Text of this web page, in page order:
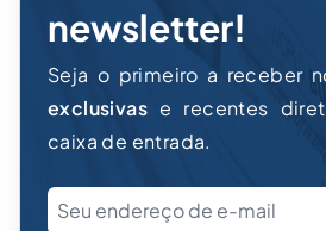
newsletter!
Seja o primeiro a receber
exclusivas e recentes
caixa de entrada.